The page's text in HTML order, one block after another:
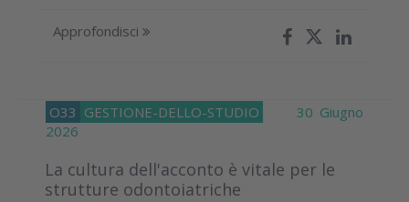
Approfondisci
O33 GESTIONE-DELLO-STUDIO
30 Giugno
2026
La cultura dell'acconto è vitale per le
strutture odontoiatriche